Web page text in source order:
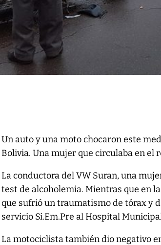
Un auto y una moto chocaron este
Bolivia. Una mujer que circulaba en el
La conductora del VW Suran, una
test de alcoholemia. Mientras que en
que sufrió un traumatismo de tórax y
servicio Si.Em.Pre al Hospital
La motociclista también dio negativo